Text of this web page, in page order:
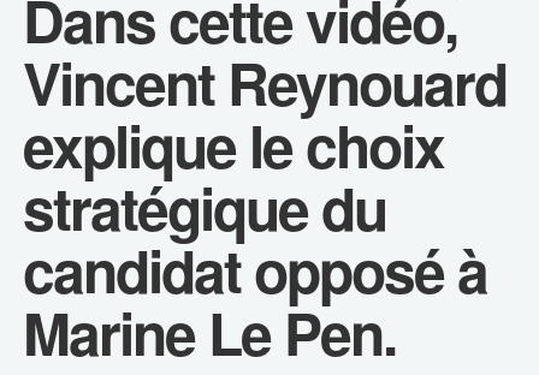
Dans cette vidéo,
Vincent Reynouard
explique le choix
stratégique du
candidat opposé à
Marine Le Pen.